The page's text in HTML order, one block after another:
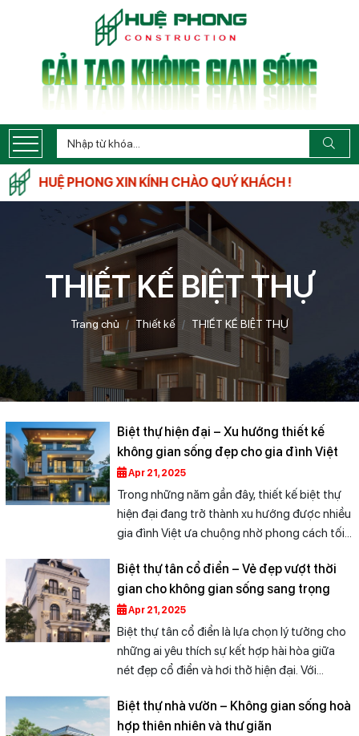
HUỆ PHONG XIN KÍNH CHÀO QUÝ KHÁCH !
THIẾT KẾ BIỆT THỰ
Trang chủ Thiết kế THIẾT KẾ BIỆT THỰ
Biệt thự hiện đại – Xu hướng thiết kế
không gian sống đẹp cho gia đình Việt
Apr 21, 2025
Trong những năm gần đây, thiết kế biệt thự
hiện đại đang trở thành xu hướng được nhiều
gia đình Việt ưa chuộng nhờ phong cách tối
giãn trong không gian sống. Hãy cùng Xây
Sửa Nhà Đẹp - Huệ Phong khám phá những
điểm đặc trưng, mẫu mã phổ biến khi thiết kế
loại hình biệt thự này.
Biệt thự tân cổ điển – Vẻ đẹp vượt thời
gian cho không gian sống sang trọng
Apr 21, 2025
Biệt thự tân cổ điển là lựa chọn lý tưởng cho
những ai yêu thích sự kết hợp hài hòa giữa
nét đẹp cổ điển và hơi thở hiện đại. Với
sắc sang trọng, loại hình biệt thự này đang
dần khẳng định vị thế trong phân khúc nhà ở
Biệt thự nhà vườn – Không gian sống hoà
hợp thiên nhiên và thư giãn